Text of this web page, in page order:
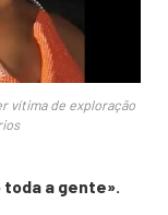
vítima de exploração
toda a gente».